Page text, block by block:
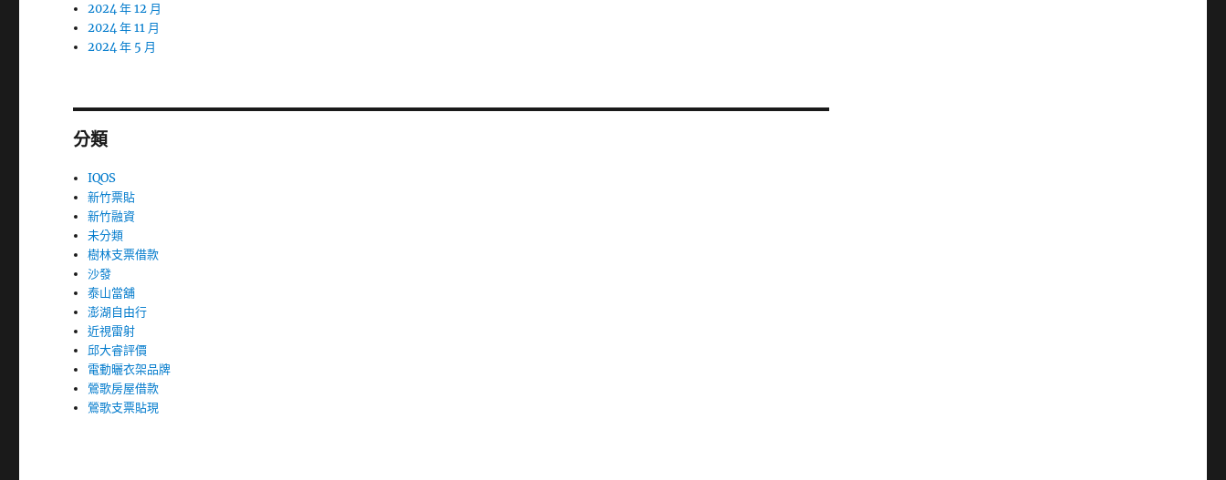
2024 年 12 月
2024 年 11 月
2024 年 5 月
分類
IQOS
新竹票貼
新竹融資
未分類
樹林支票借款
沙發
泰山當舖
澎湖自由行
近視雷射
邱大睿評價
電動曬衣架品牌
鶯歌房屋借款
鶯歌支票貼現